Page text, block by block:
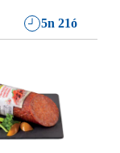
5n 21ó